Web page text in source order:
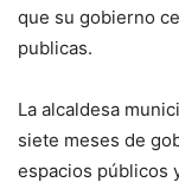
que su gobierno
publicas.
La alcaldesa
siete meses de
espacios públicos